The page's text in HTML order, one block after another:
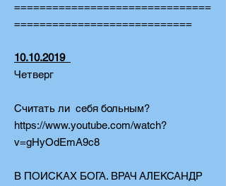
===============================
============================
10.10.2019
Четверг
Считать ли себя больным?
https://www.youtube.com/watch?
v=gHyOdEmA9c8
В ПОИСКАХ БОГА. ВРАЧ АЛЕКСАНДР